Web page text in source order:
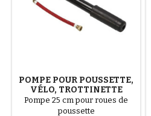
POMPE POUR POUSSETTE,
VÉLO, TROTTINETTE
Pompe 25 cm pour roues de
poussette